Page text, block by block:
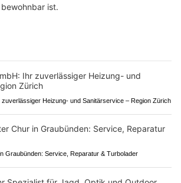
ist.
Heizung- und Sanitärservice – Region Zürich
Graubünden: Service, Reparatur & Turbolader